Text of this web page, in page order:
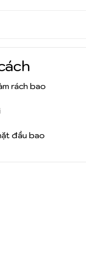
rách bao
đầu bao